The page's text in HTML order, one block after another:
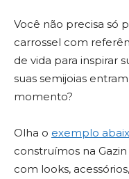
Você não precisa só
carrossel com
de vida para inspirar
suas semijoias
momento?
Olha o exemplo
construímos na
com looks,